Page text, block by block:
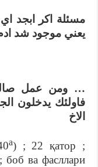
مسئلة اكر ابجد
يعني موجود شد
… ومن عمل
فاولئك يدخلون
الاخ
а) ; 22 қатор ;
боб ва фасллари